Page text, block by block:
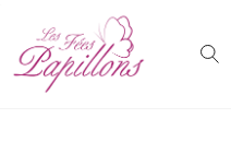
content